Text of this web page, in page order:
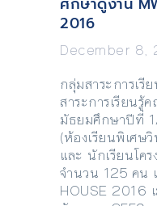
2016
December 8,
กลุ่มสาระการเรี
สาระการเรียนรู้
มัธยมศึกษาปีที่
(ห้องเรียนพิเศษ
และ นักเรียนโค
จำนวน 125 คน
HOUSE 2016